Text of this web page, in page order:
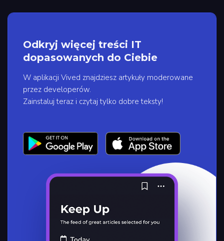
Odkryj więcej treści IT
dopasowanych do Ciebie
W aplikacji Vived znajdziesz artykuły moderowane
przez developerów.
Zainstaluj teraz i czytaj tylko dobre teksty!